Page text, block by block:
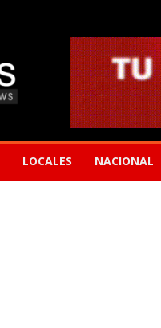
LOCALES NACIONAL